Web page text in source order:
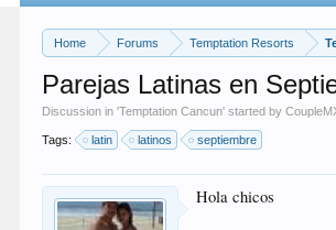
Home Forums Temptation Resorts
Parejas Latinas en
Discussion in 'Temptation Cancun' started by
Tags: latin latinos septiembre
Hola chicos